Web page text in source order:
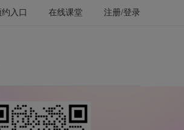
入口 在线课堂 注册/登录